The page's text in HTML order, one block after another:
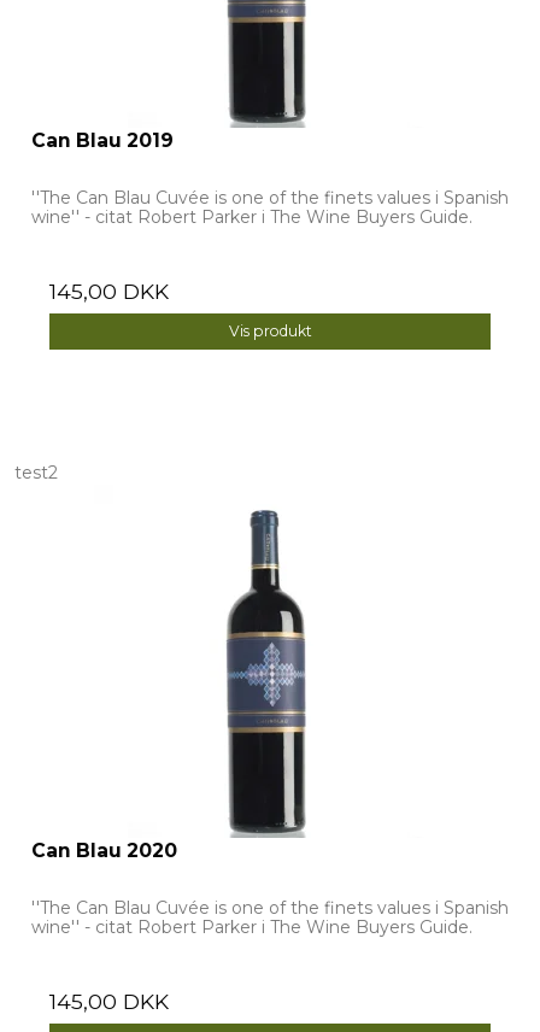
Can Blau 2019
''The Can Blau Cuvée is one of the finets values i Spanish
wine'' - citat Robert Parker i The Wine Buyers Guide.
145,00 DKK
Vis produkt
test2
Can Blau 2020
''The Can Blau Cuvée is one of the finets values i Spanish
wine'' - citat Robert Parker i The Wine Buyers Guide.
145,00 DKK